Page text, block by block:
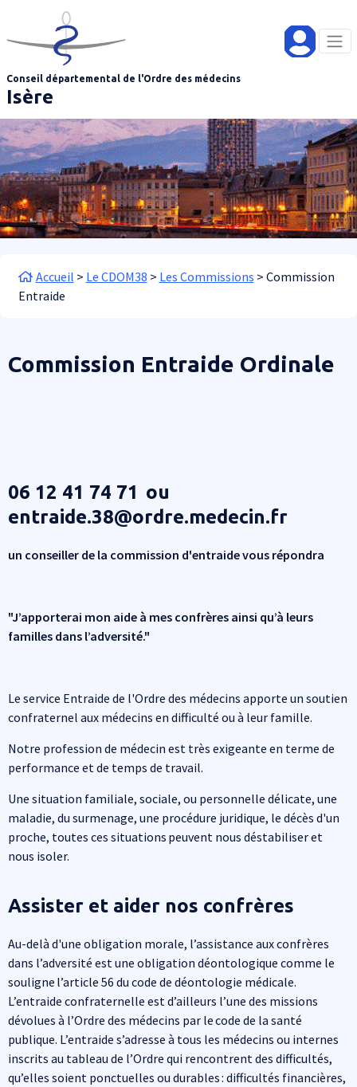
Aller au contenu principal
Conseil départemental de l'Ordre des médecins
Isère
Fil d'Ariane
Accueil Le CDOM38 Les Commissions
Commission
Entraide
Commission Entraide Ordinale
06 12 41 74 71 ou
entraide.38@ordre.medecin.fr
un conseiller de la commission d'entraide vous répondra
"J’apporterai mon aide à mes confrères ainsi qu’à leurs
familles dans l’adversité."
Le service Entraide de l'Ordre des médecins apporte un soutien
confraternel aux médecins en difficulté ou à leur famille.
Notre profession de médecin est très exigeante en terme de
performance et de temps de travail.
Une situation familiale, sociale, ou personnelle délicate, une
maladie, du surmenage, une procédure juridique, le décès d'un
proche, toutes ces situations peuvent nous déstabiliser et
nous isoler.
Assister et aider nos confrères
Au-delà d'une obligation morale, l’assistance aux confrères
dans l’adversité est une obligation déontologique comme le
souligne l’article 56 du code de déontologie médicale.
L’entraide confraternelle est d’ailleurs l’une des missions
dévolues à l’Ordre des médecins par le code de la santé
publique. L’entraide s’adresse à tous les médecins ou internes
inscrits au tableau de l’Ordre qui rencontrent des difficultés,
qu’elles soient ponctuelles ou durables : difficultés financières,
Panneau de gestion des cookies